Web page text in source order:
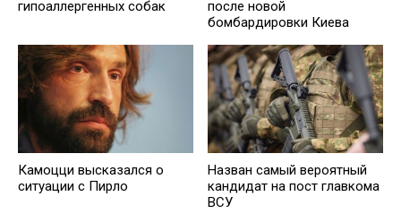
гипоаллергенных собак
после новой
бомбардировки Киева
Камоцци высказался о
ситуации с Пирло
Назван самый вероятный
кандидат на пост главкома
ВСУ